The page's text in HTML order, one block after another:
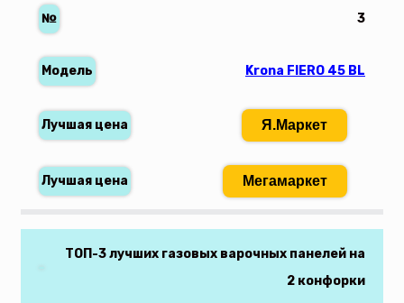
3
Krona FIERO 45 BL
Я.Маркет
Мегамаркет
ТОП-3 лучших газовых варочных панелей на
2 конфорки